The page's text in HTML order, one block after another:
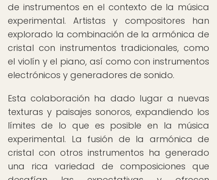
de instrumentos en el contexto de la música
experimental. Artistas y compositores han
explorado la combinación de la armónica de
cristal con instrumentos tradicionales, como
el violín y el piano, así como con instrumentos
electrónicos y generadores de sonido.
Esta colaboración ha dado lugar a nuevas
texturas y paisajes sonoros, expandiendo los
límites de lo que es posible en la música
experimental. La fusión de la armónica de
cristal con otros instrumentos ha generado
una rica variedad de composiciones que